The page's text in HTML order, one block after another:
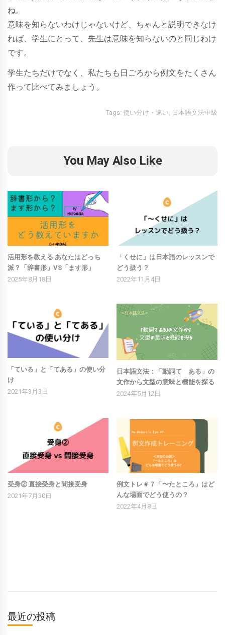
ね。
意味を知らないわけじゃないけど、ちゃんと説明できなけ
れば、学生にとって、先生は意味を知らないのと同じわけ
です。
学生たちだけでなく、私たちも日ごろから例文をたくさん
作って比べてみましょう。
Tags: 使い分け・違い 日本語文法中級
You May Also Like
活用形を教える あなたはどっち
派？「辞書形」VS「ます形」
2025年8月18日
「くせに」は日本語のレッスンで
どう扱う？
2022年11月4日
「ている」と「てある」の使い分
け
2021年3月3日
日本語文法：「動詞て ある」の
文作から文型の意味と機能を探る
2024年5月12日
受身② 直接受身と間接受身
2021年7月30日
例文トレ＃７「〜たところ」はど
んな場面でどう使うの？
2022年4月8日
最近の投稿